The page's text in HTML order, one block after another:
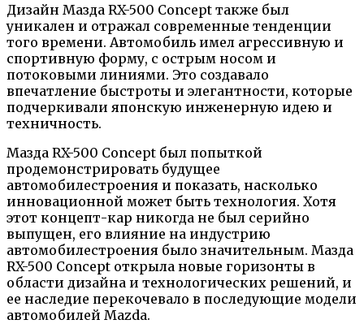
Дизайн Мазда RX-500 Concept также был
уникален и отражал современные тенденции
того времени. Автомобиль имел агрессивную и
спортивную форму, с острым носом и
потоковыми линиями. Это создавало
впечатление быстроты и элегантности, которые
подчеркивали японскую инженерную идею и
техничность.
Мазда RX-500 Concept был попыткой
продемонстрировать будущее
автомобилестроения и показать, насколько
инновационной может быть технология. Хотя
этот концепт-кар никогда не был серийно
выпущен, его влияние на индустрию
автомобилестроения было значительным. Мазда
RX-500 Concept открыла новые горизонты в
области дизайна и технологических решений, и
ее наследие перекочевало в последующие модели
автомобилей Mazda.